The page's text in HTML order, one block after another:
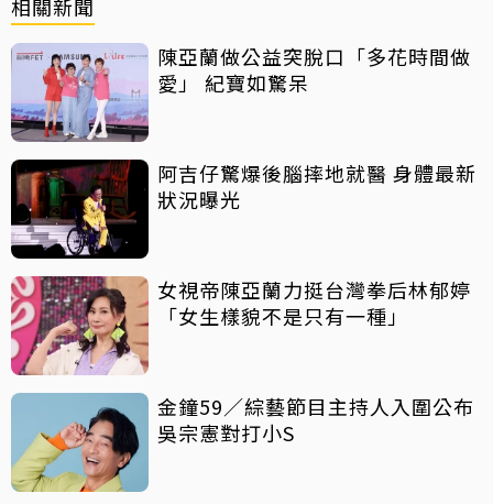
相關新聞
陳亞蘭做公益突脫口「多花時間做
愛」 紀寶如驚呆
阿吉仔驚爆後腦摔地就醫 身體最新
狀況曝光
女視帝陳亞蘭力挺台灣拳后林郁婷
「女生樣貌不是只有一種」
金鐘59／綜藝節目主持人入圍公布
吳宗憲對打小S